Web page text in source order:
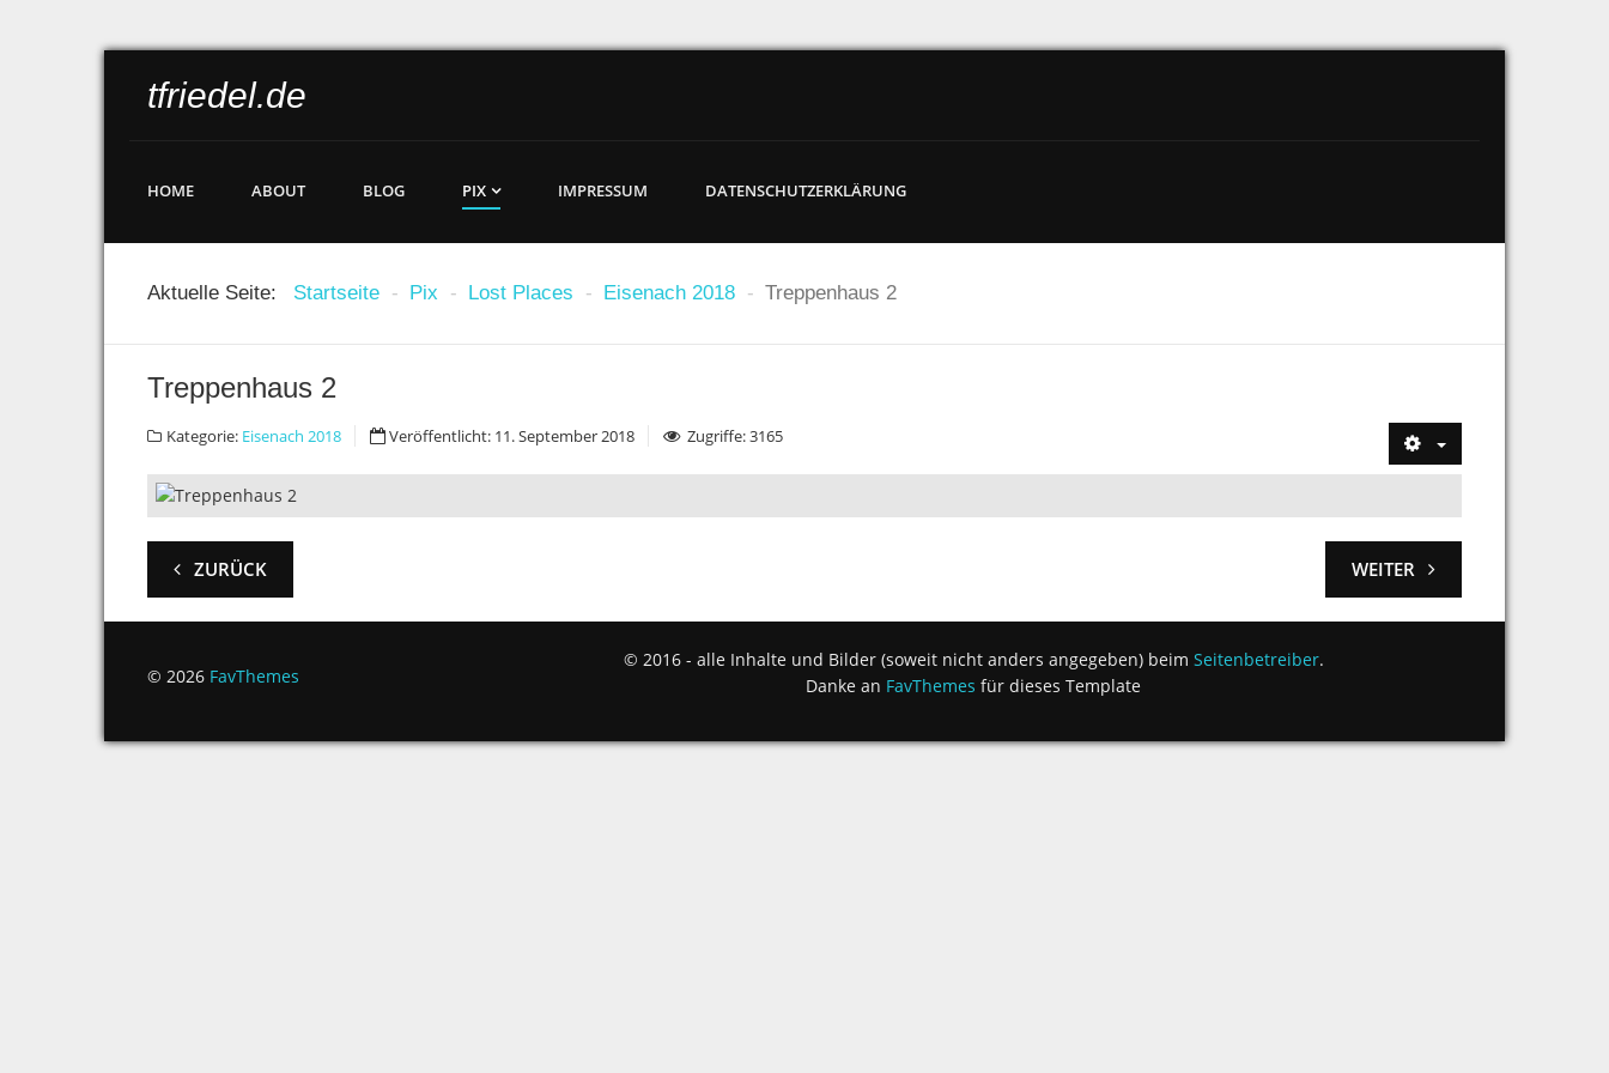
tfriedel.de
HOME ABOUT BLOG PIX IMPRESSUM DATENSCHUTZERKLÄRUNG
Aktuelle Seite: Startseite - Pix - Lost Places - Eisenach 2018 - Treppenhaus 2
Treppenhaus 2
Kategorie: Eisenach 2018 Veröffentlicht: 11. September 2018 Zugriffe: 3165
ZURÜCK WEITER
© 2026 FavThemes
© 2016 - alle Inhalte und Bilder (soweit nicht anders angegeben) beim Seitenbetreiber.
Danke an FavThemes für dieses Template